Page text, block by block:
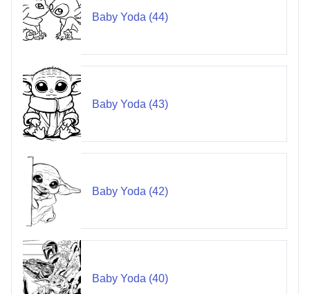
Baby Yoda (44)
Baby Yoda (43)
Baby Yoda (42)
Baby Yoda (40)